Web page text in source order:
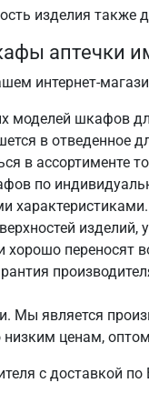
изделия также
аптечки
интернет-
моделей шкафов
в отведенное
в ассортименте
по
характеристиками.
переносят
Мы является
ценам,
с доставкой